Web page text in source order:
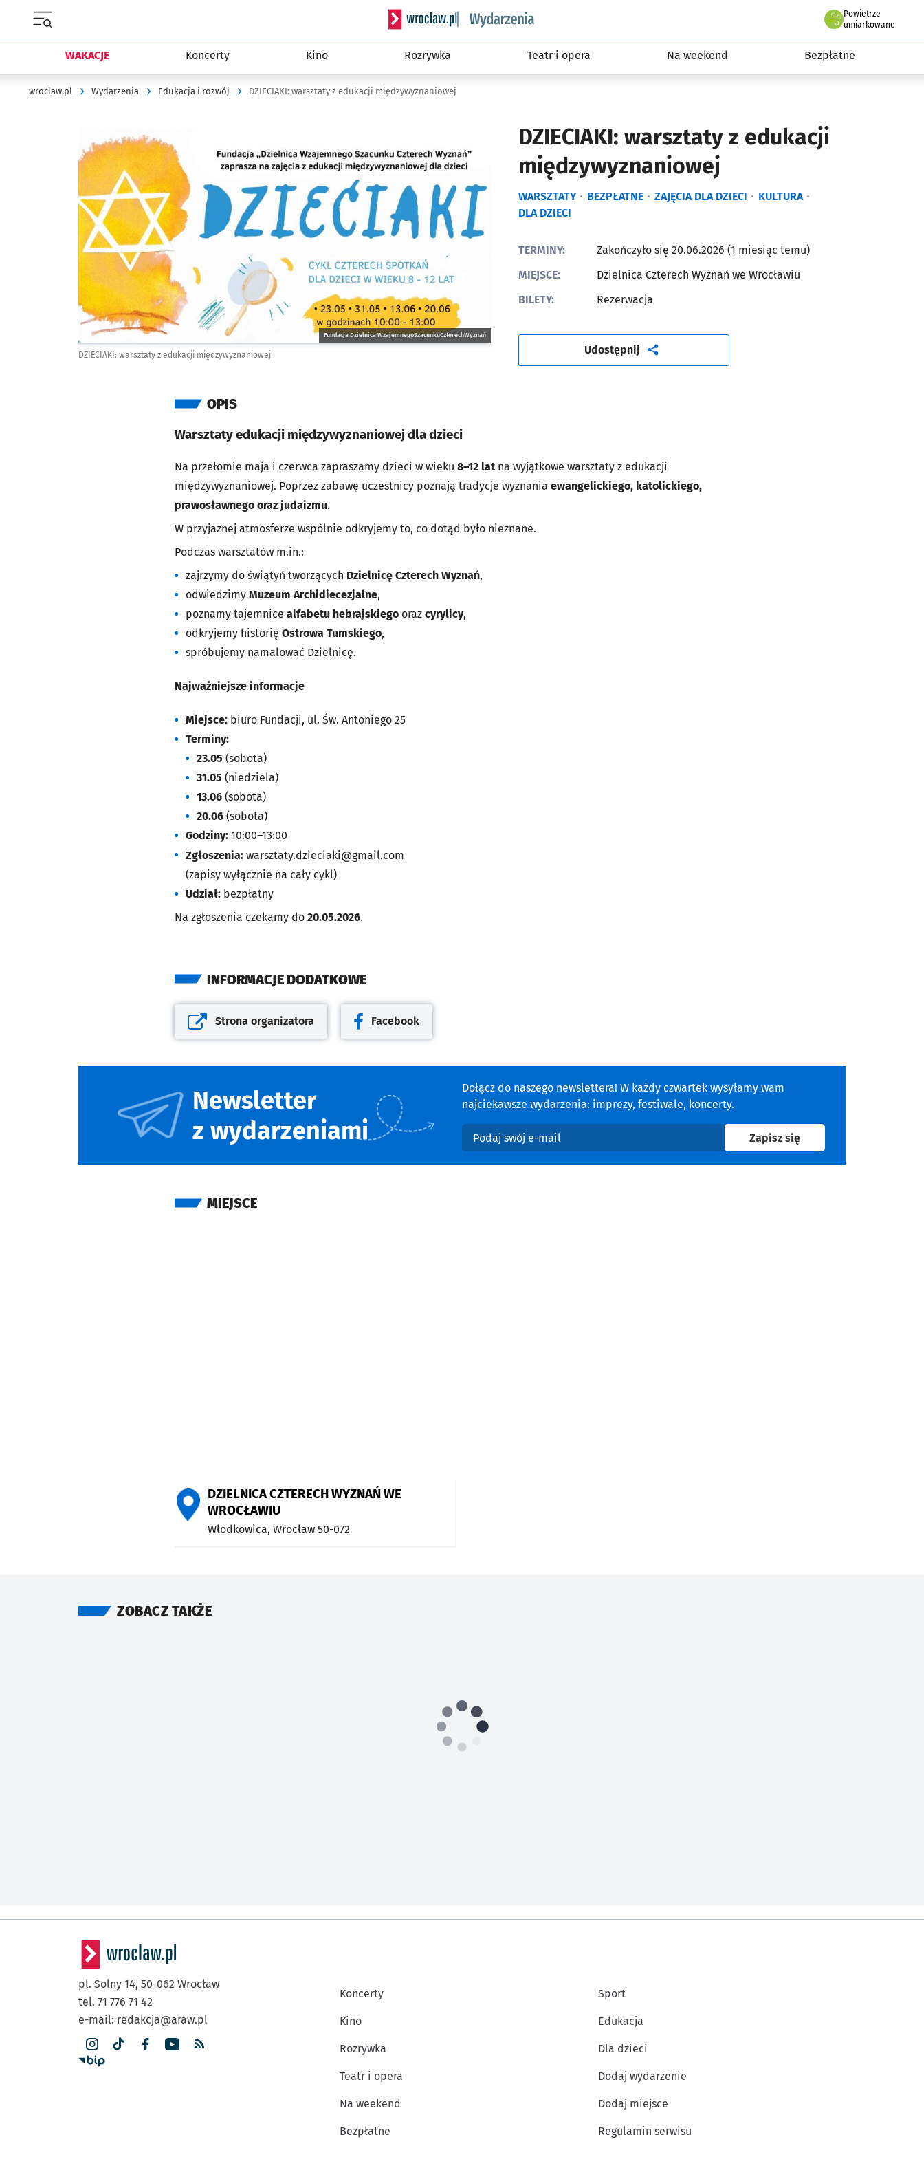
Serwis informacyjny wroclaw.pl podserwis: Wydarzenia
Powietrze
we Wrocławiu
umiarkowane
WAKACJE Koncerty Kino Rozrywka Teatr i opera Na weekend Bezpłatne
wroclaw.pl Wydarzenia Edukacja i rozwój DZIECIAKI: warsztaty z edukacji międzywyznaniowej
DZIECIAKI: warsztaty z edukacji
międzywyznaniowej
WARSZTATY BEZPŁATNE ZAJĘCIA DLA DZIECI
KULTURA
DLA DZIECI
Fundacja Dzielnica WzajemnegoSzacunkuCzterechWyznań
DZIECIAKI: warsztaty z edukacji międzywyznaniowej
TERMINY:
Zakończyło się 20.06.2026 (1 miesiąc temu)
MIEJSCE:
Dzielnica Czterech Wyznań we Wrocławiu
BILETY:
Rezerwacja
Udostępnijartykuł
OPIS
Warsztaty edukacji międzywyznaniowej dla dzieci
Na przełomie maja i czerwca zapraszamy dzieci w wieku 8–12 lat na wyjątkowe warsztaty z edukacji
międzywyznaniowej. Poprzez zabawę uczestnicy poznają tradycje wyznania ewangelickiego, katolickiego,
prawosławnego oraz judaizmu.
W przyjaznej atmosferze wspólnie odkryjemy to, co dotąd było nieznane.
Podczas warsztatów m.in.:
zajrzymy do świątyń tworzących Dzielnicę Czterech Wyznań,
odwiedzimy Muzeum Archidiecezjalne,
poznamy tajemnice alfabetu hebrajskiego oraz cyrylicy,
odkryjemy historię Ostrowa Tumskiego,
spróbujemy namalować Dzielnicę.
Najważniejsze informacje
Miejsce: biuro Fundacji, ul. Św. Antoniego 25
Terminy:
23.05 (sobota)
31.05 (niedziela)
13.06 (sobota)
20.06 (sobota)
Godziny: 10:00–13:00
Zgłoszenia: warsztaty.dzieciaki@gmail.com
(zapisy wyłącznie na cały cykl)
Udział: bezpłatny
Na zgłoszenia czekamy do 20.05.2026.
INFORMACJE DODATKOWE
Otwiera się w nowej karcie
Strona organizatora
Otwiera się w nowej karcie
Facebook
Newsletter
z wydarzeniami
Dołącz do naszego newslettera! W każdy czwartek wysyłamy wam
najciekawsze wydarzenia: imprezy, festiwale, koncerty.
Podaj swój e-mail
Zapisz sięna newsletter
MIEJSCE
DZIELNICA CZTERECH WYZNAŃ WE
WROCŁAWIU
Włodkowica, Wrocław 50-072
ZOBACZ TAKŻE
pl. Solny 14, 50-062 Wrocław
tel. 71 776 71 42
e-mail: redakcja@araw.pl
Koncerty
Kino
Rozrywka
Teatr i opera
Na weekend
Bezpłatne
Sport
Edukacja
Dla dzieci
Dodaj wydarzenie
Dodaj miejsce
Regulamin serwisu